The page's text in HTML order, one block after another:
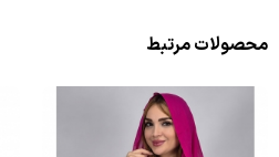
محصولات مرتبط